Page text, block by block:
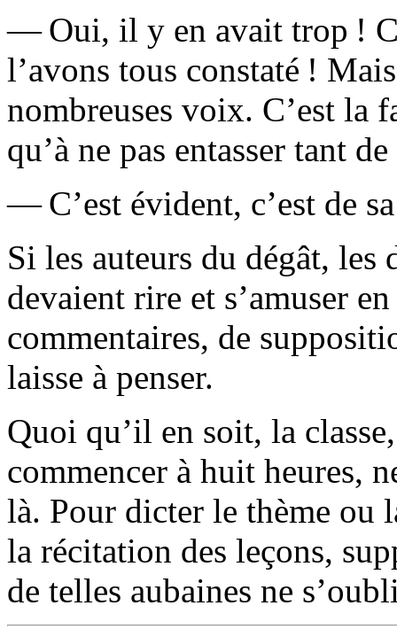
— Oui, il y en avait trop !
l’avons tous constaté !
nombreuses voix. C’est la
qu’à ne pas entasser tant
— C’est évident, c’est de
Si les auteurs du dégât,
devaient rire et s’amuser
commentaires, de
laisse à penser.
Quoi qu’il en soit, la
commencer à huit heures,
là. Pour dicter le thème ou
la récitation des leçons,
de telles aubaines ne